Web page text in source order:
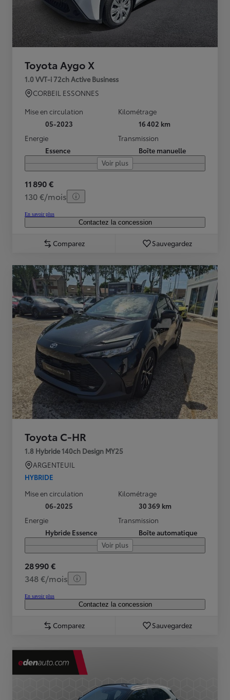
Toyota Aygo X
1.0 VVT-i 72ch Active Business
CORBEIL ESSONNES
Mise en circulation
05-2023
Kilométrage
16 402 km
Energie
Essence
Transmission
Boîte manuelle
Voir plus
11 890 €
130 €/mois
En savoir plus
Contactez la concession
Comparez Sauvegardez
Toyota C-HR
1.8 Hybride 140ch Design MY25
ARGENTEUIL
HYBRIDE
Mise en circulation
06-2025
Kilométrage
30 369 km
Energie
Hybride Essence
Transmission
Boîte automatique
Voir plus
28 990 €
348 €/mois
En savoir plus
Contactez la concession
Comparez Sauvegardez